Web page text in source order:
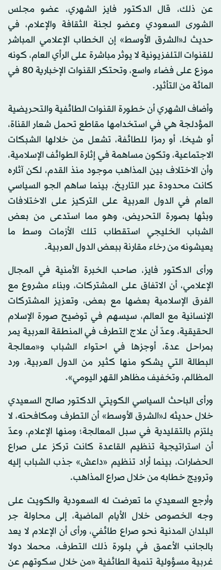
عن ذلك، قال الدكتور فايز الشهري، عضو مجلس
الشورى السعودي وعضو لجنة الثقافة والإعلام، في
حديث لـ«الشرق الأوسط» إن الخطاب الإعلامي المباشر
للقنوات التلفزيونية لا يوثر مباشرة على الرأي العام، كونه
موزع على فضاء واسع، وتحتكر القنوات الإخبارية 80 في
المائة من التأثير.
وأضاف الشهري أن خطورة القنوات الطائفية والتحريضية
المؤدلجة هي في استخدامها مقاطع تحمل شعار القناة،
أو شيخا، أو رمزا للطائفة، تشعل من خلالها الشبكات
الاجتماعية، وتكون مساهمة في إثارة الطوائف الإسلامية،
وأن الاختلاف بين المذاهب موجود منذ القدم، لكن آثاره
كانت محدودة عبر التاريخ، بينما ساهم الجو السياسي
العام في الدول العربية على التركيز على الاختلافات
وبثها بصورة التحريض، وهو مما استدعى من بعض
الشباب الخليجي استقطاب تلك الأزمات وسط ما
يعيشونه من رخاء مقارنة ببعض الدول العربية.
ورأى الدكتور فايز، صاحب الخبرة الأمنية في المجال
الإعلامي، أن الاتفاق على المشتركات، وبناء مشروع مع
الفرق الإسلامية بعضها مع بعض، وتعزيز المشتركات
الإنسانية مع العالم، سيسهم في توضيح صورة الإسلام
الحقيقية، وعدّ أن علاج التطرف في المنطقة العربية يمر
بمراحل عدة، أوجزها في احتواء الشباب و«معالجة
البطالة التي يشكو منها كثير من الدول العربية، ورد
المظالم، وتخفيف مظاهر القهر اليومي».
ورأى الباحث السياسي الكويتي الدكتور صالح السعيدي
خلال حديثه لـ«الشرق الأوسط» أن التطرف ومكافحته، لا
يلتزم بالتقليدية في سبل المعالجة؛ ومنها الإعلام، وعدّ
أن استراتيجية تنظيم القاعدة كانت تركز على صراع
الحضارات، بينما أراد تنظيم «داعش» جذب الشباب إليه
وترويج خطابه من خلال صراع المذاهب.
وأرجع السعيدي ما تعرضت له السعودية والكويت على
وجه الخصوص خلال الأيام الماضية، إلى محاولة جر
البلدان المدنية نحو صراع طائفي، ورأى أن الإعلام لا يعد
بالجانب الأعمق في بلورة ذلك التطرف، محملا دولا
غربية مسؤولية تنمية الطائفية «من خلال سكوتهم عن